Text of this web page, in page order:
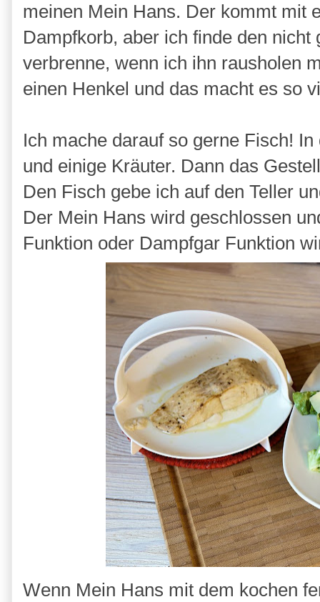
meinen Mein Hans. Der kommt mit
Dampfkorb, aber ich finde den
verbrenne, wenn ich ihn rausholen
einen Henkel und das macht es so
Ich mache darauf so gerne Fisch!
und einige Kräuter. Dann das
Den Fisch gebe ich auf den Teller
Der Mein Hans wird geschlossen
Funktion oder Dampfgar Funktion
Wenn Mein Hans mit dem kochen